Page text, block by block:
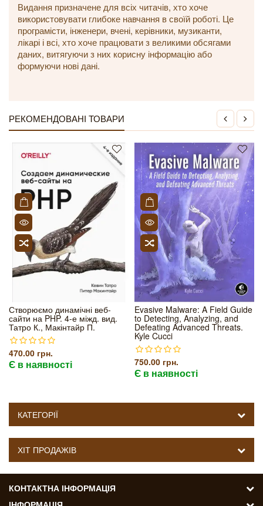
Видання призначене для всіх читачів, хто хоче
використовувати глибоке навчання в своїй роботі. Це
програмісти, інженери, вчені, керівники, музиканти,
лікарі і всі, хто хоче працювати з великими обсягами
даних, витягуючи з них корисну інформацію або
формуючи нові дані.
РЕКОМЕНДОВАНІ ТОВАРИ
Створюємо динамічні веб-
сайти на PHP. 4-е міжд. вид.
Татро К., Макінтайр П.
470.00 грн.
Є в наявності
Evasive Malware: A Field Guide
to Detecting, Analyzing, and
Defeating Advanced Threats.
Kyle Cucci
750.00 грн.
Є в наявності
КАТЕГОРІЇ
ХІТ ПРОДАЖІВ
КОНТАКТНА ІНФОРМАЦІЯ